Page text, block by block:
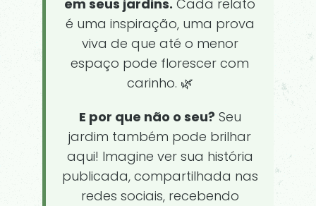
em seus jardins. Cada relato
é uma inspiração, uma prova
viva de que até o menor
espaço pode florescer com
carinho. 🌿
E por que não o seu? Seu
jardim também pode brilhar
aqui! Imagine ver sua história
publicada, compartilhada nas
redes sociais, recebendo